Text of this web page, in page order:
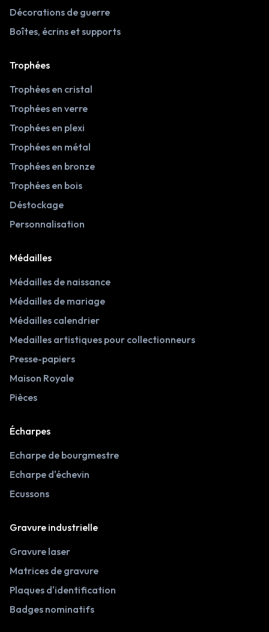
Décorations de guerre
Boîtes, écrins et supports
Trophées
Trophées en cristal
Trophées en verre
Trophées en plexi
Trophées en métal
Trophées en bronze
Trophées en bois
Déstockage
Personnalisation
Médailles
Médailles de naissance
Médailles de mariage
Médailles calendrier
Medailles artistiques pour collectionneurs
Presse-papiers
Maison Royale
Pièces
Écharpes
Echarpe de bourgmestre
Echarpe d'échevin
Ecussons
Gravure industrielle
Gravure laser
Matrices de gravure
Plaques d'identification
Badges nominatifs